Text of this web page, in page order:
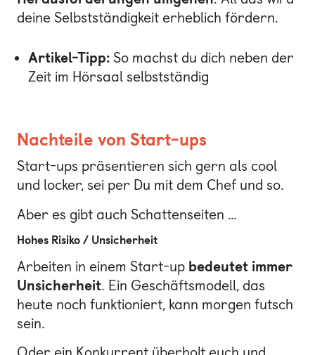
deine Selbstständigkeit erheblich fördern.
Artikel-Tipp: So machst du dich neben der
Zeit im Hörsaal selbstständig
Nachteile von Start-ups
Start-ups präsentieren sich gern als cool
und locker, sei per Du mit dem Chef und so.
Aber es gibt auch Schattenseiten …
Hohes Risiko / Unsicherheit
Arbeiten in einem Start-up bedeutet immer
Unsicherheit. Ein Geschäftsmodell, das
heute noch funktioniert, kann morgen futsch
sein.